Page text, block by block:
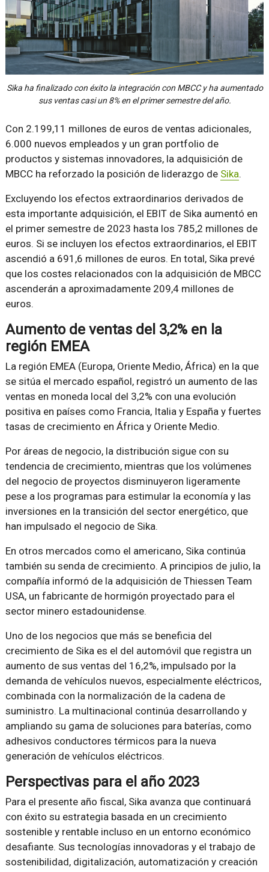
Sika ha finalizado con éxito la integración con MBCC y ha aumentado
sus ventas casi un 8% en el primer semestre del año.
Con 2.199,11 millones de euros de ventas adicionales,
6.000 nuevos empleados y un gran portfolio de
productos y sistemas innovadores, la adquisición de
MBCC ha reforzado la posición de liderazgo de Sika.
Excluyendo los efectos extraordinarios derivados de
esta importante adquisición, el EBIT de Sika aumentó en
el primer semestre de 2023 hasta los 785,2 millones de
euros. Si se incluyen los efectos extraordinarios, el EBIT
ascendió a 691,6 millones de euros. En total, Sika prevé
que los costes relacionados con la adquisición de MBCC
ascenderán a aproximadamente 209,4 millones de
euros.
Aumento de ventas del 3,2% en la
región EMEA
La región EMEA (Europa, Oriente Medio, África) en la que
se sitúa el mercado español, registró un aumento de las
ventas en moneda local del 3,2% con una evolución
positiva en países como Francia, Italia y España y fuertes
tasas de crecimiento en África y Oriente Medio.
Por áreas de negocio, la distribución sigue con su
tendencia de crecimiento, mientras que los volúmenes
del negocio de proyectos disminuyeron ligeramente
pese a los programas para estimular la economía y las
inversiones en la transición del sector energético, que
han impulsado el negocio de Sika.
En otros mercados como el americano, Sika continúa
también su senda de crecimiento. A principios de julio, la
compañía informó de la adquisición de Thiessen Team
USA, un fabricante de hormigón proyectado para el
sector minero estadounidense.
Uno de los negocios que más se beneficia del
crecimiento de Sika es el del automóvil que registra un
aumento de sus ventas del 16,2%, impulsado por la
demanda de vehículos nuevos, especialmente eléctricos,
combinada con la normalización de la cadena de
suministro. La multinacional continúa desarrollando y
ampliando su gama de soluciones para baterías, como
adhesivos conductores térmicos para la nueva
generación de vehículos eléctricos.
Perspectivas para el año 2023
Para el presente año fiscal, Sika avanza que continuará
con éxito su estrategia basada en un crecimiento
sostenible y rentable incluso en un entorno económico
desafiante. Sus tecnologías innovadoras y el trabajo de
sostenibilidad, digitalización, automatización y creación